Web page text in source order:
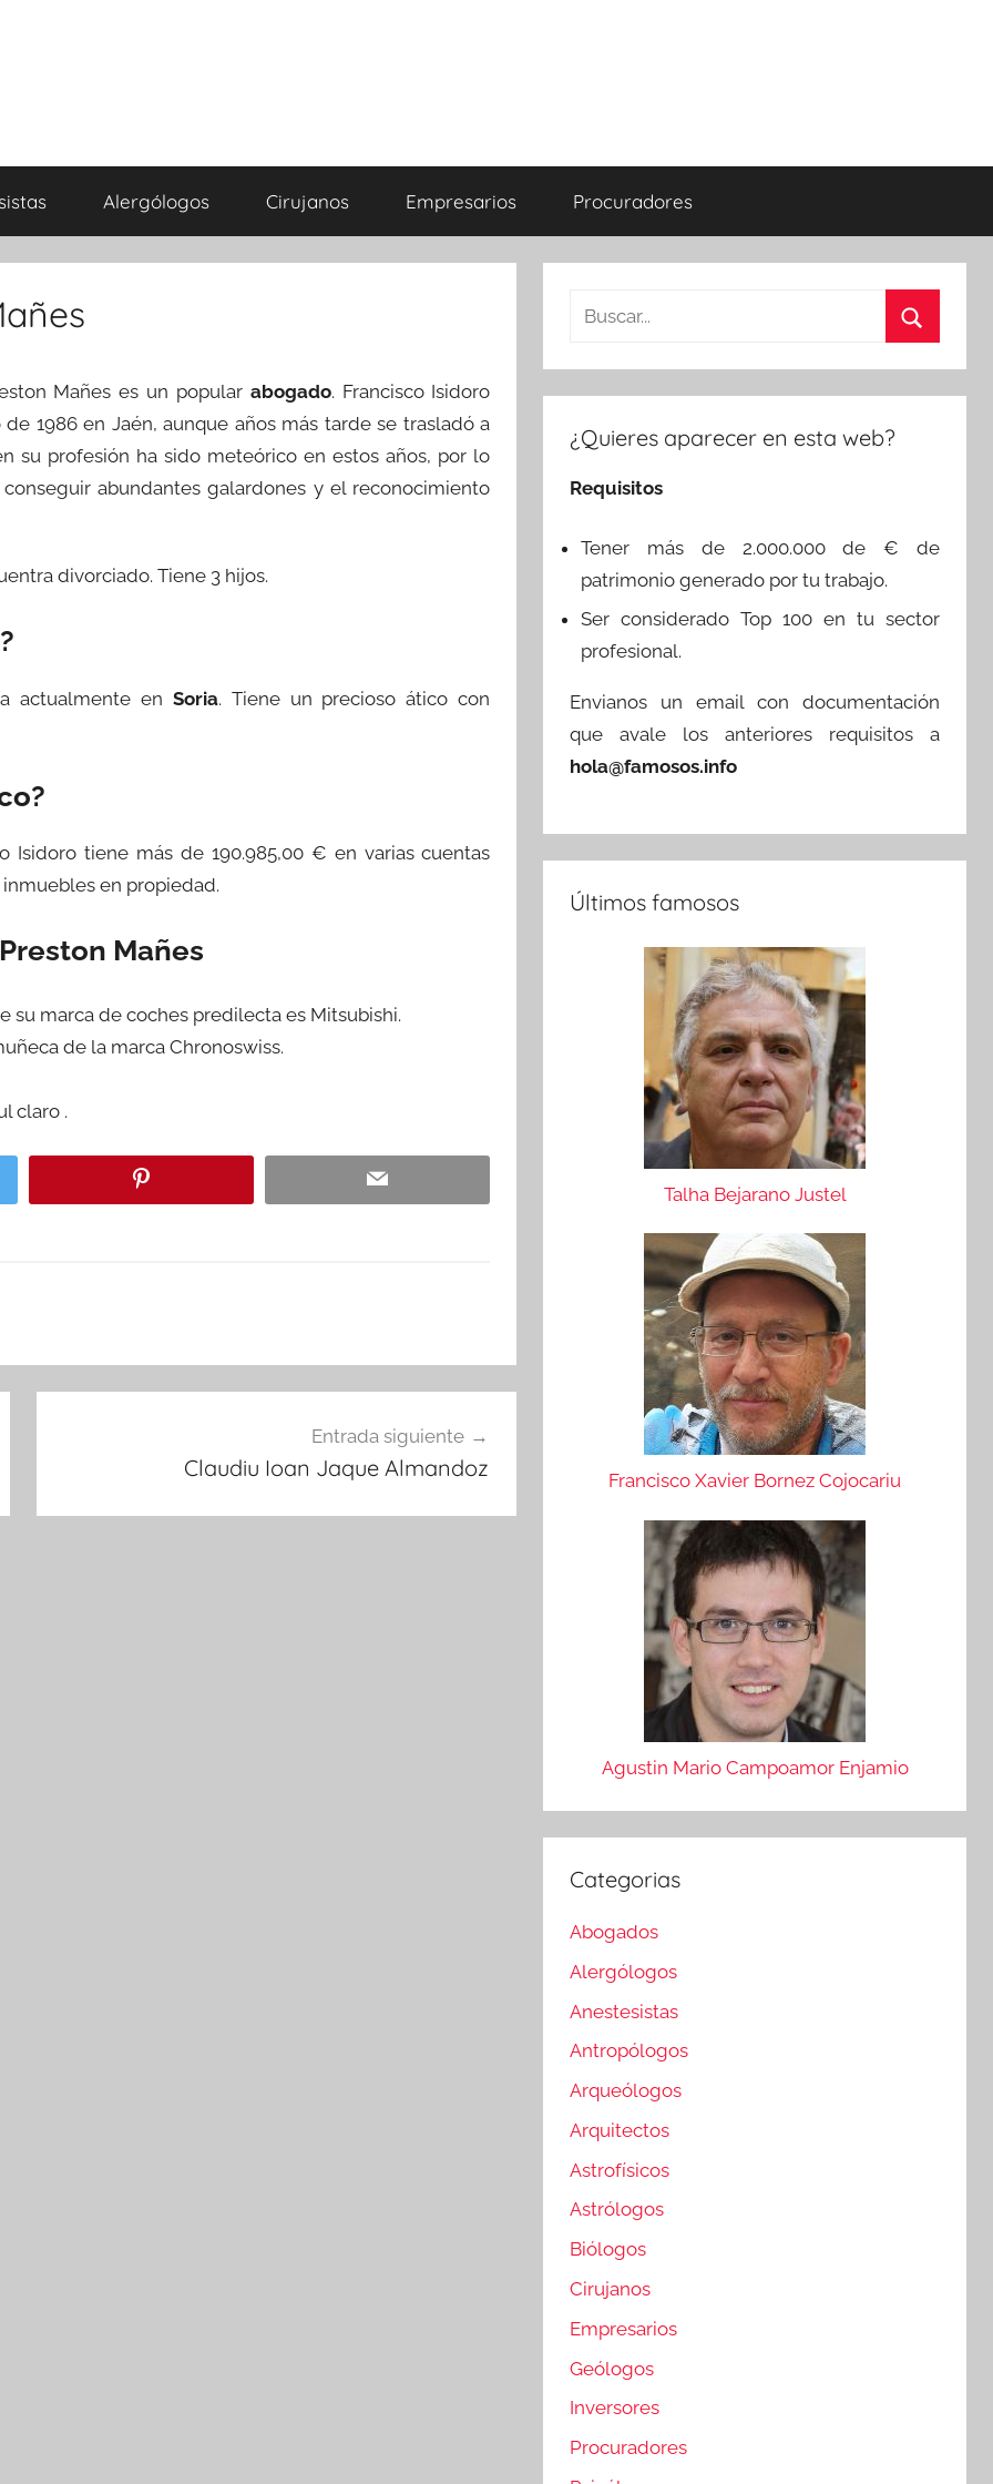
Alergólogos Cirujanos Empresarios Procuradores
Mañes es un popular abogado. Francisco Isidoro
de 1986 en Jaén, aunque años más tarde se trasladó a
su profesión ha sido meteórico en estos años, por lo
abundantes galardones y el reconocimiento
divorciado. Tiene 3 hijos.
actualmente en Soria. Tiene un precioso ático con
Isidoro tiene más de 190.985,00 € en varias cuentas
inmuebles en propiedad.
Mañes
su marca de coches predilecta es Mitsubishi.
de la marca Chronoswiss.
claro .
Entrada siguiente
Claudiu Ioan Jaque Almandoz
Buscar:
¿Quieres aparecer en esta web?
Requisitos
Tener más de 2.000.000 de € de
patrimonio generado por tu trabajo.
Ser considerado Top 100 en tu sector
profesional.
Envianos un email con documentación
que avale los anteriores requisitos a
hola@famosos.info
Últimos famosos
Talha Bejarano Justel
Francisco Xavier Bornez Cojocariu
Agustin Mario Campoamor Enjamio
Categorias
Abogados
Alergólogos
Anestesistas
Antropólogos
Arqueólogos
Arquitectos
Astrofísicos
Astrólogos
Biólogos
Cirujanos
Empresarios
Geólogos
Inversores
Procuradores